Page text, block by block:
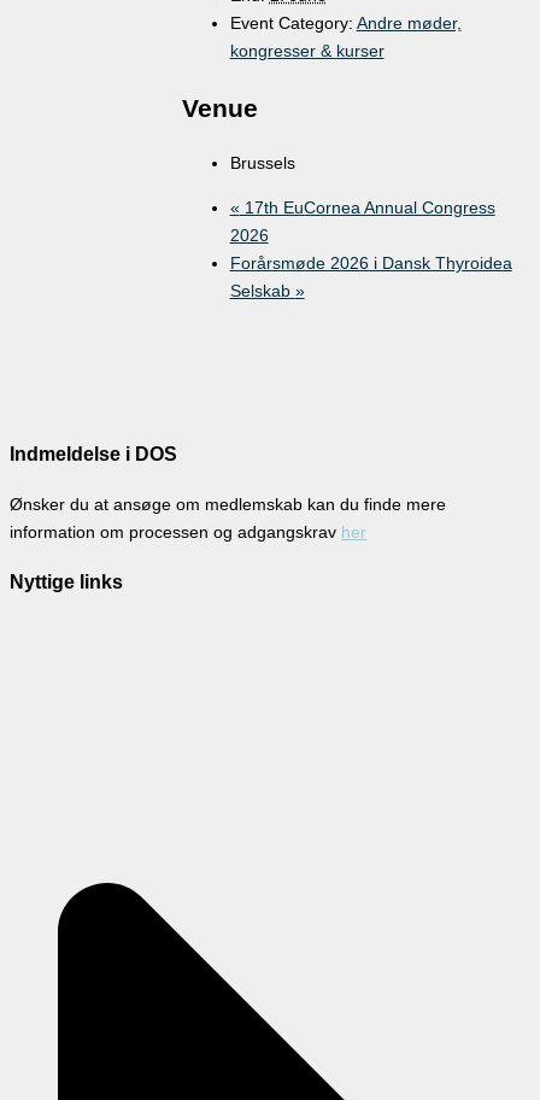
Event Category: Andre møder,
kongresser & kurser
Venue
Brussels
« 17th EuCornea Annual Congress
2026
Forårsmøde 2026 i Dansk Thyroidea
Selskab »
Indmeldelse i DOS
Ønsker du at ansøge om medlemskab kan du finde mere
information om processen og adgangskrav her
Nyttige links